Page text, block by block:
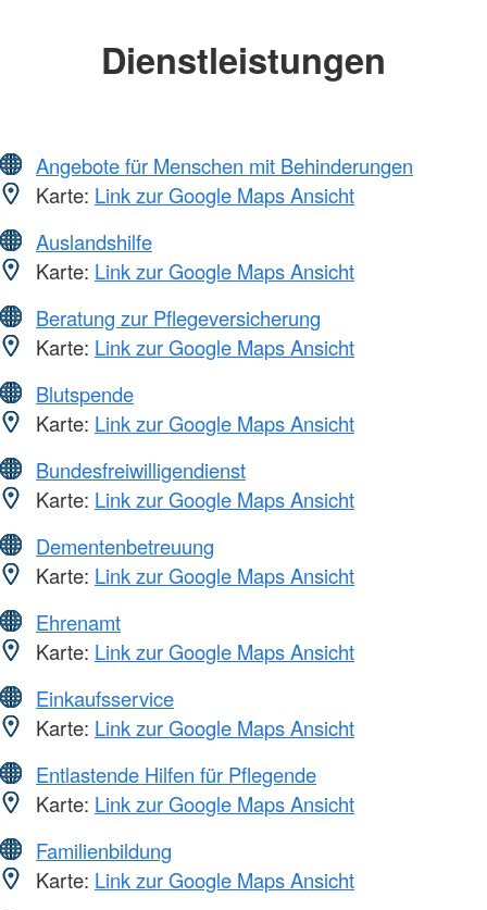
Dienstleistungen
Angebote für Menschen mit Behinderungen
Karte: Link zur Google Maps Ansicht
Auslandshilfe
Karte: Link zur Google Maps Ansicht
Beratung zur Pflegeversicherung
Karte: Link zur Google Maps Ansicht
Blutspende
Karte: Link zur Google Maps Ansicht
Bundesfreiwilligendienst
Karte: Link zur Google Maps Ansicht
Dementenbetreuung
Karte: Link zur Google Maps Ansicht
Ehrenamt
Karte: Link zur Google Maps Ansicht
Einkaufsservice
Karte: Link zur Google Maps Ansicht
Entlastende Hilfen für Pflegende
Karte: Link zur Google Maps Ansicht
Familienbildung
Karte: Link zur Google Maps Ansicht